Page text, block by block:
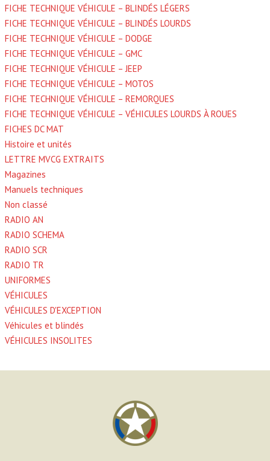
FICHE TECHNIQUE VÉHICULE – BLINDÉS LÉGERS
FICHE TECHNIQUE VÉHICULE – BLINDÉS LOURDS
FICHE TECHNIQUE VÉHICULE – DODGE
FICHE TECHNIQUE VÉHICULE – GMC
FICHE TECHNIQUE VÉHICULE – JEEP
FICHE TECHNIQUE VÉHICULE – MOTOS
FICHE TECHNIQUE VÉHICULE – REMORQUES
FICHE TECHNIQUE VÉHICULE – VÉHICULES LOURDS À ROUES
FICHES DC MAT
Histoire et unités
LETTRE MVCG EXTRAITS
Magazines
Manuels techniques
Non classé
RADIO AN
RADIO SCHEMA
RADIO SCR
RADIO TR
UNIFORMES
VÉHICULES
VÉHICULES D'EXCEPTION
Véhicules et blindés
VÉHICULES INSOLITES